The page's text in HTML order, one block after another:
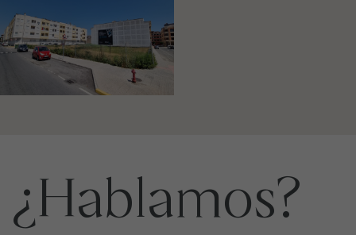
¿Hablamos?